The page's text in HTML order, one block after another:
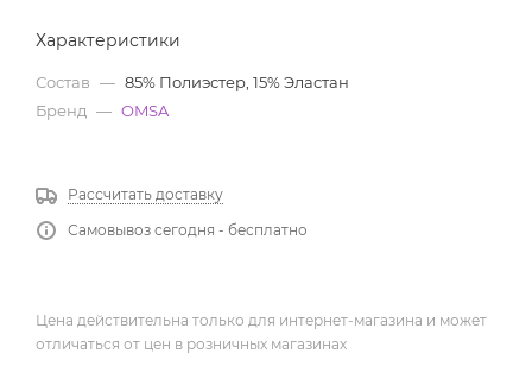
Характеристики
Состав — 85% Полиэстер, 15% Эластан
Бренд — OMSA
Рассчитать доставку
Самовывоз сегодня - бесплатно
Цена действительна только для интернет-магазина и может
отличаться от цен в розничных магазинах